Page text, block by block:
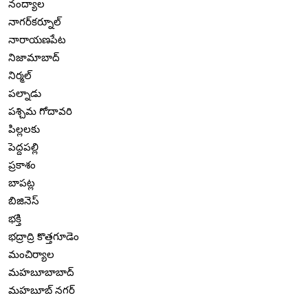
నంద్యాల
నాగర్‌కర్నూల్
నారాయణపేట
నిజామాబాద్
నిర్మల్
పల్నాడు
పశ్చిమ గోదావరి
పిల్లలకు
పెద్దపల్లి
ప్రకాశం
బాపట్ల
బిజినెస్
భక్తి
భద్రాద్రి కొత్తగూడెం
మంచిర్యాల
మహబూబాబాద్
మహబూబ్ నగర్